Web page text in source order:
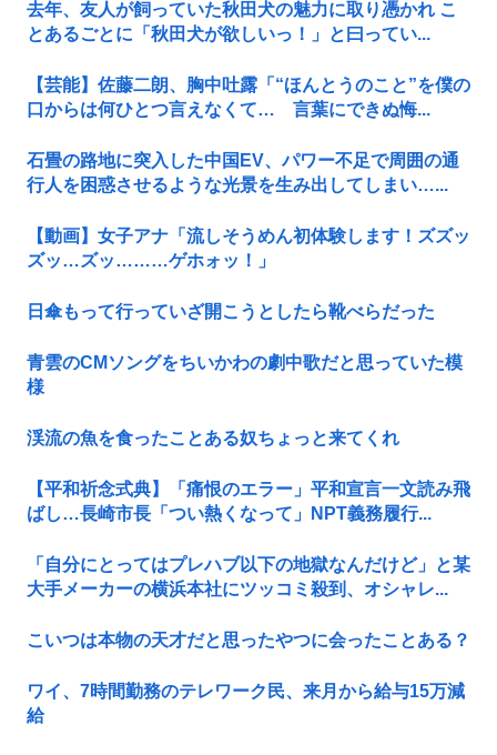
去年、友人が飼っていた秋田犬の魅力に取り憑かれ こ
とあるごとに「秋田犬が欲しいっ！」と曰ってい...
【芸能】佐藤二朗、胸中吐露「“ほんとうのこと”を僕の
口からは何ひとつ言えなくて… 言葉にできぬ悔...
石畳の路地に突入した中国EV、パワー不足で周囲の通
行人を困惑させるような光景を生み出してしまい…...
【動画】女子アナ「流しそうめん初体験します！ズズッ
ズッ…ズッ………ゲホォッ！」
日傘もって行っていざ開こうとしたら靴べらだった
青雲のCMソングをちいかわの劇中歌だと思っていた模
様
渓流の魚を食ったことある奴ちょっと来てくれ
【平和祈念式典】「痛恨のエラー」平和宣言一文読み飛
ばし…長崎市長「つい熱くなって」NPT義務履行...
「自分にとってはプレハブ以下の地獄なんだけど」と某
大手メーカーの横浜本社にツッコミ殺到、オシャレ...
こいつは本物の天才だと思ったやつに会ったことある？
ワイ、7時間勤務のテレワーク民、来月から給与15万減
給